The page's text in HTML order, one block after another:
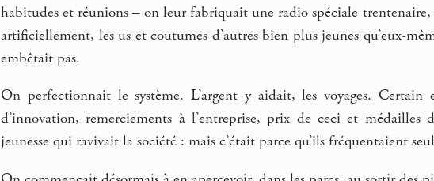
habitudes et réunions – on leur fabriquait une radio spéciale
artificiellement, les us et coutumes d’autres bien plus jeunes qu’eux-
embêtait pas.
On perfectionnait le système. L’argent y aidait, les voyages.
d’innovation, remerciements à l’entreprise, prix de ceci et
jeunesse qui ravivait la société : mais c’était parce qu’ils fréquentaient